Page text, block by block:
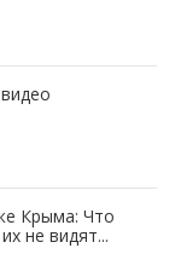
Крыма: Что
не видят...